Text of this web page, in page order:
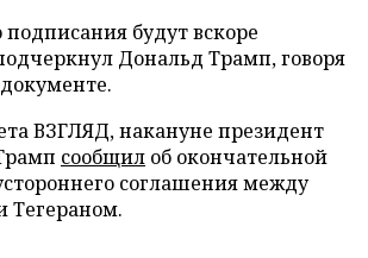
будут вскоре
Дональд Трамп, говоря
ВЗГЛЯД, накануне президент
сообщил об окончательной
соглашения между
Тегераном.